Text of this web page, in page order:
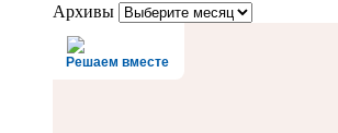
Архивы
Решаем вместе